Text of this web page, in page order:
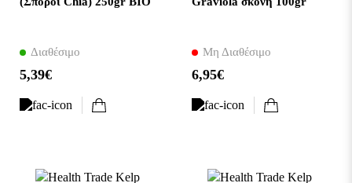
Διαθέσιμο
5,39€
Μη Διαθέσιμο
6,95€